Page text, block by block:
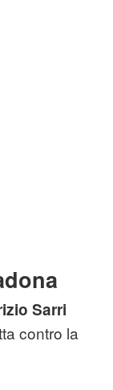
Sarri
contro la